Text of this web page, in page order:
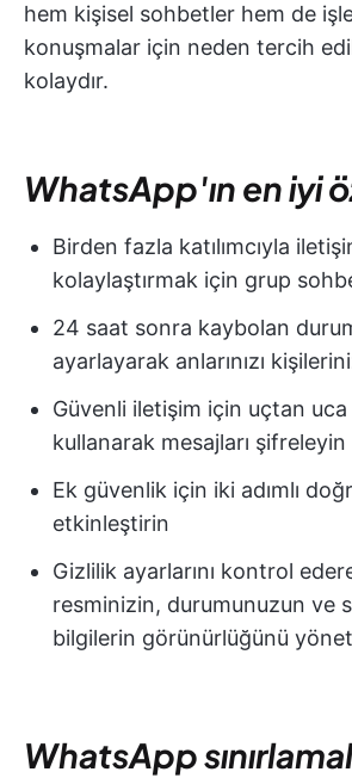
hem kişisel sohbetler hem de
konuşmalar için neden tercih
kolaydır.
WhatsApp'ın en iyi
Birden fazla katılımcıyla
kolaylaştırmak için grup
24 saat sonra kaybolan
ayarlayarak anlarınızı
Güvenli iletişim için uçtan
kullanarak mesajları şifreleyin
Ek güvenlik için iki adımlı
etkinleştirin
Gizlilik ayarlarını kontrol
resminizin, durumunuzun ve
bilgilerin görünürlüğünü
WhatsApp